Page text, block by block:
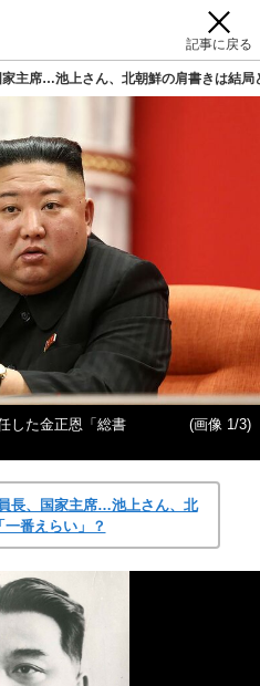
記事に戻る
主席…池上さん、北朝鮮の肩書きは結局
した金正恩「総書
(画像 1/3)
長、国家主席…池上さん、北
番えらい」？